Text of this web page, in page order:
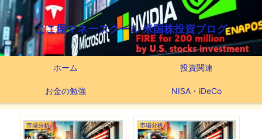
ここ屋マネースクール 米国株投資ブログ
ホーム 投資関連
お金の勉強 NISA・iDeCo
市場分析 市場分析